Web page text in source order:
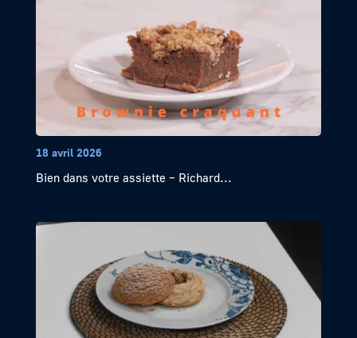
18 avril 2026
Bien dans votre assiette – Richard...